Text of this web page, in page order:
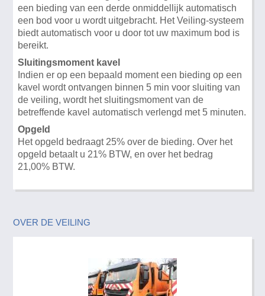
een bieding van een derde onmiddellijk automatisch
een bod voor u wordt uitgebracht. Het Veiling-systeem
biedt automatisch voor u door tot uw maximum bod is
bereikt.
Sluitingsmoment kavel
Indien er op een bepaald moment een bieding op een
kavel wordt ontvangen binnen 5 min voor sluiting van
de veiling, wordt het sluitingsmoment van de
betreffende kavel automatisch verlengd met 5 minuten.
Opgeld
Het opgeld bedraagt 25% over de bieding. Over het
opgeld betaalt u 21% BTW, en over het bedrag
21,00% BTW.
OVER DE VEILING